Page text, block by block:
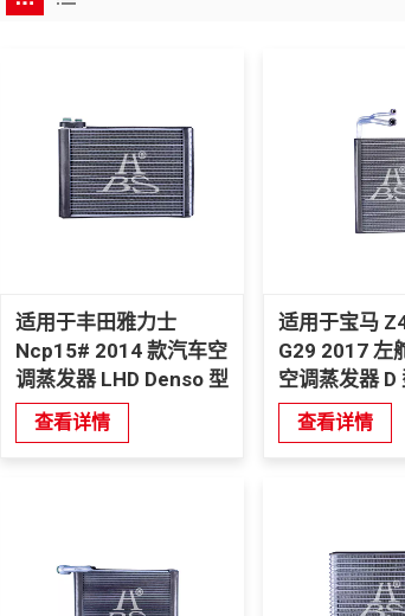
适用于丰田雅力士
Ncp15# 2014 款汽车空
调蒸发器 LHD Denso 型
号
查看详情
适用于宝马
G29 2017 左
空调蒸发器 D
查看详情